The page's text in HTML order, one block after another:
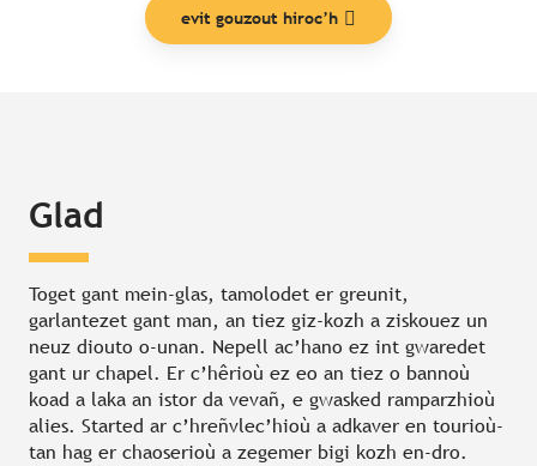
evit gouzout hiroc’h
Glad
Toget gant mein-glas, tamolodet er greunit,
garlantezet gant man, an tiez giz-kozh a ziskouez un
neuz diouto o-unan. Nepell ac’hano ez int gwaredet
gant ur chapel. Er c’hêrioù ez eo an tiez o bannoù
koad a laka an istor da vevañ, e gwasked ramparzhioù
alies. Started ar c’hreñvlec’hioù a adkaver en tourioù-
tan hag er chaoserioù a zegemer bigi kozh en-dro.